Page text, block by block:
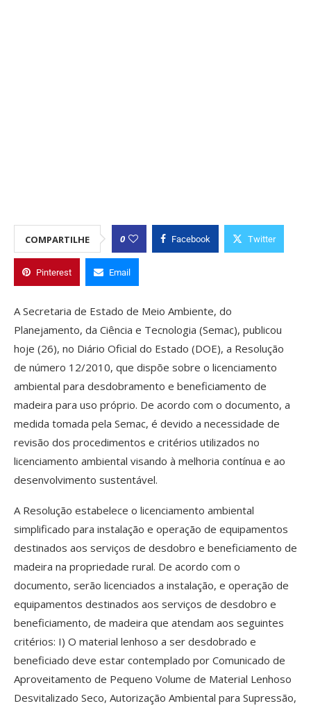
COMPARTILHE 0 Facebook Twitter
Pinterest Email
A Secretaria de Estado de Meio Ambiente, do
Planejamento, da Ciência e Tecnologia (Semac), publicou
hoje (26), no Diário Oficial do Estado (DOE), a Resolução
de número 12/2010, que dispõe sobre o licenciamento
ambiental para desdobramento e beneficiamento de
madeira para uso próprio. De acordo com o documento, a
medida tomada pela Semac, é devido a necessidade de
revisão dos procedimentos e critérios utilizados no
licenciamento ambiental visando à melhoria contínua e ao
desenvolvimento sustentável.
A Resolução estabelece o licenciamento ambiental
simplificado para instalação e operação de equipamentos
destinados aos serviços de desdobro e beneficiamento de
madeira na propriedade rural. De acordo com o
documento, serão licenciados a instalação, e operação de
equipamentos destinados aos serviços de desdobro e
beneficiamento, de madeira que atendam aos seguintes
critérios: I) O material lenhoso a ser desdobrado e
beneficiado deve estar contemplado por Comunicado de
Aproveitamento de Pequeno Volume de Material Lenhoso
Desvitalizado Seco, Autorização Ambiental para Supressão,